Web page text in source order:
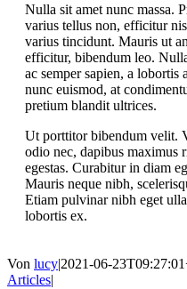
Nulla sit amet nunc massa.
varius tellus non, efficitur
varius tincidunt. Mauris ut
efficitur, bibendum leo.
ac semper sapien, a
nunc euismod, at
pretium blandit ultrices.
Ut porttitor bibendum velit.
odio nec, dapibus maximus
egestas. Curabitur in diam
Mauris neque nibh,
Etiam pulvinar nibh eget
lobortis ex.
Von lucy|2021-06-
Articles|